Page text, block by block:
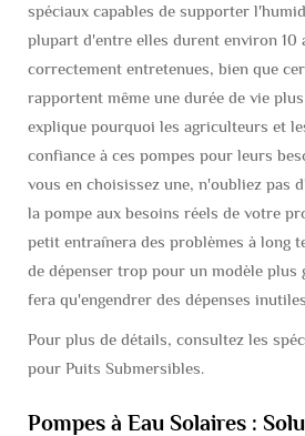
spéciaux capables de supporter
plupart d'entre elles durent environ 10
correctement entretenues, bien que
rapportent même une durée de vie
explique pourquoi les agriculteurs et
confiance à ces pompes pour leurs
vous en choisissez une, n'oubliez pas
la pompe aux besoins réels de votre
petit entraînera des problèmes à long
de dépenser trop pour un modèle plus
fera qu'engendrer des dépenses
Pour plus de détails, consultez les
pour Puits Submersibles.
Pompes à Eau Solaires :